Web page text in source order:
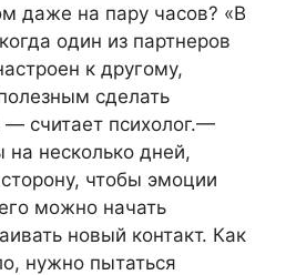
даже на пару часов? «В
один из партнеров
к другому,
сделать
считает психолог.—
на несколько дней,
чтобы эмоции
можно начать
новый контакт. Как
нужно пытаться